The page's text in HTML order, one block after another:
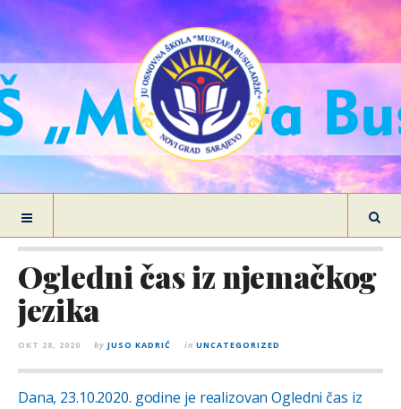
Ogledni čas iz njemačkog
jezika
OKT 28, 2020 by JUSO KADRIĆ in UNCATEGORIZED
Dana, 23.10.2020. godine je realizovan Ogledni čas iz